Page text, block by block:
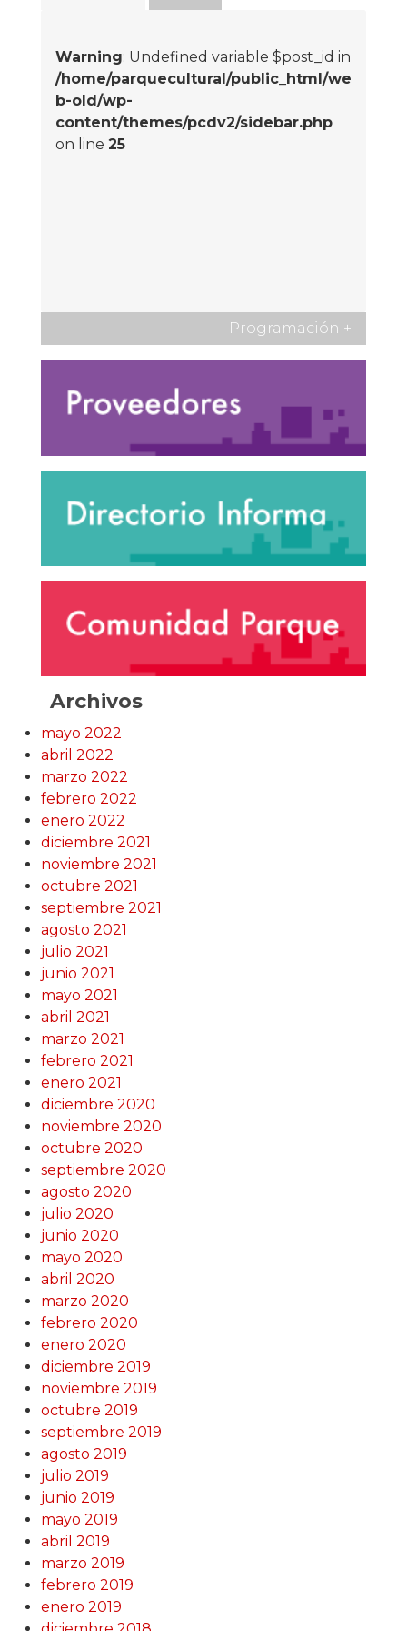
Warning: Undefined variable $post_id in
/home/parquecultural/public_html/we
b-old/wp-
content/themes/pcdv2/sidebar.php
on line 25
Programación +
Archivos
mayo 2022
abril 2022
marzo 2022
febrero 2022
enero 2022
diciembre 2021
noviembre 2021
octubre 2021
septiembre 2021
agosto 2021
julio 2021
junio 2021
mayo 2021
abril 2021
marzo 2021
febrero 2021
enero 2021
diciembre 2020
noviembre 2020
octubre 2020
septiembre 2020
agosto 2020
julio 2020
junio 2020
mayo 2020
abril 2020
marzo 2020
febrero 2020
enero 2020
diciembre 2019
noviembre 2019
octubre 2019
septiembre 2019
agosto 2019
julio 2019
junio 2019
mayo 2019
abril 2019
marzo 2019
febrero 2019
enero 2019